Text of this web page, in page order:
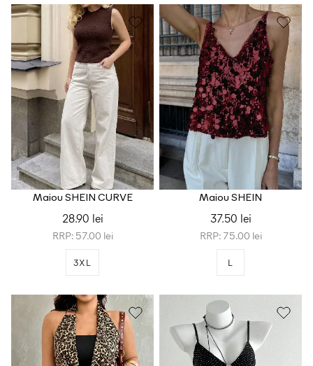
Maiou SHEIN CURVE
28.90 lei
RRP: 57.00 lei
3XL
Maiou SHEIN
37.50 lei
RRP: 75.00 lei
L